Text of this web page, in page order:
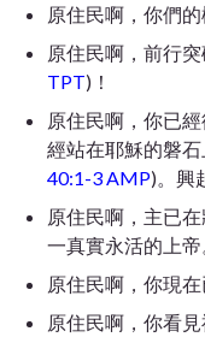
原住民啊，你們
原住民啊，前行
TPT)！
原住民啊，你已
經站在耶穌的磐
40:1-3 AMP)。興
原住民啊，主已
一真實永活的上帝
原住民啊，你現
原住民啊，你看